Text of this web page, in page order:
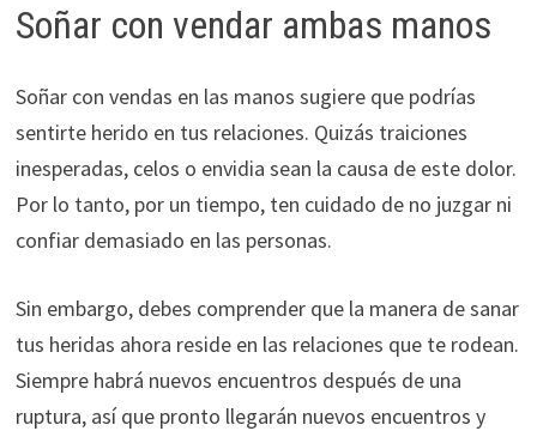
Soñar con vendar ambas manos
Soñar con vendas en las manos sugiere que podrías
sentirte herido en tus relaciones. Quizás traiciones
inesperadas, celos o envidia sean la causa de este dolor.
Por lo tanto, por un tiempo, ten cuidado de no juzgar ni
confiar demasiado en las personas.
Sin embargo, debes comprender que la manera de sanar
tus heridas ahora reside en las relaciones que te rodean.
Siempre habrá nuevos encuentros después de una
ruptura, así que pronto llegarán nuevos encuentros y